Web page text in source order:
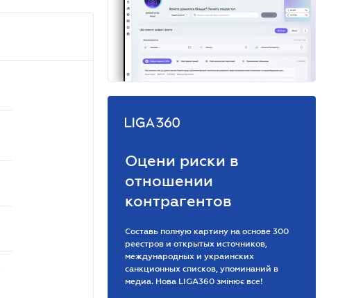
Оцени риски в
отношении
контрагентов
Составь полную картину на основе 300
реестров и открытых источников,
международных и украинских
санкционных списков, упоминаний в
медиа. Нова LIGA360 змінює все!